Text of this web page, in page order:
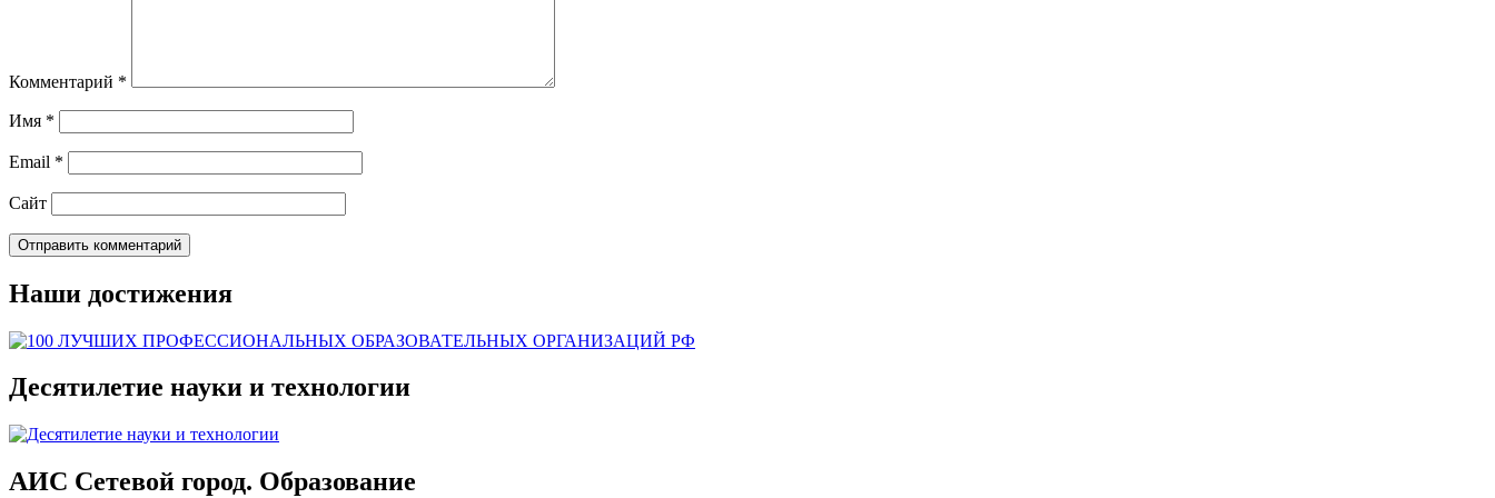
Комментарий *
Имя *
Email *
Сайт
Наши достижения
Десятилетие науки и технологии
АИС Сетевой город. Образование